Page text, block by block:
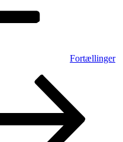
Fortællinger